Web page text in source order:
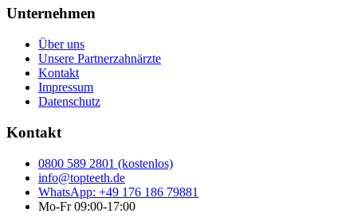
Unternehmen
Über uns
Unsere Partnerzahnärzte
Kontakt
Impressum
Datenschutz
Kontakt
0800 589 2801 (kostenlos)
info@topteeth.de
WhatsApp: +49 176 186 79881
Mo-Fr 09:00-17:00